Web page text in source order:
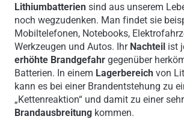
Lithiumbatteriensind aus unserem
noch wegzudenken. Man findet sie
Mobiltelefonen, Notebooks,
Werkzeugen und Autos. Ihr Nachteilist
erhöhte Brandgefahrgegenüber
Batterien. In einem Lagerbereichvon
kann es bei einer Brandentstehung zu
„Kettenreaktion“ und damit zu einer sehr
Brandausbreitungkommen.